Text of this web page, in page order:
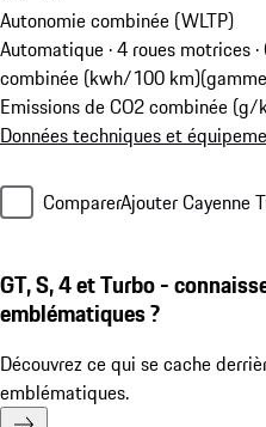
Autonomie combinée (WLTP)
Automatique · 4 roues motrices ·
combinée (kwh/100
Emissions de CO2 combinée
Données techniques et
ComparerAjouter Cayenne
GT, S, 4 et Turbo -
emblématiques ?
Découvrez ce qui se cache
emblématiques.